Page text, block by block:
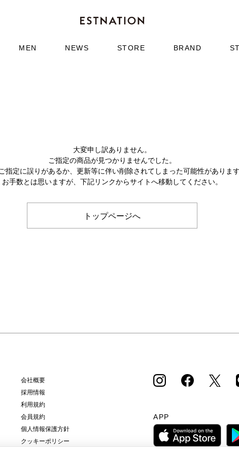
MEN NEWS STORE BRAND
大変申し訳ありません。
ご指定の商品が見つかりませんでした。
指定に誤りがあるか、更新等に伴い削除されてしまった可能性があります
お手数とは思いますが、下記リンクからサイトへ移動してください。
トップページへ
会社概要
採用情報
利用規約
会員規約
個人情報保護方針
クッキーポリシー
APP